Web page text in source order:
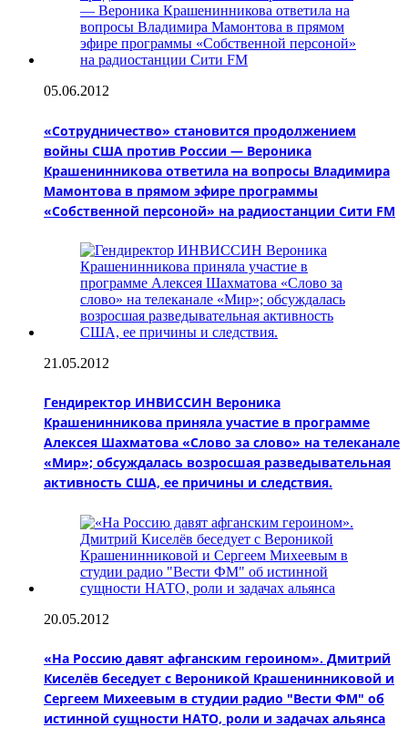
05.06.2012
«Сотрудничество» становится продолжением
войны США против России — Вероника
Крашенинникова ответила на вопросы Владимира
Мамонтова в прямом эфире программы
«Собственной персоной» на радиостанции Сити FM
21.05.2012
Гендиректор ИНВИССИН Вероника
Крашенинникова приняла участие в программе
Алексея Шахматова «Слово за слово» на телеканале
«Мир»; обсуждалась возросшая разведывательная
активность США, ее причины и следствия.
20.05.2012
«На Россию давят афганским героином». Дмитрий
Киселёв беседует с Вероникой Крашенинниковой и
Сергеем Михеевым в студии радио "Вести ФМ" об
истинной сущности НАТО, роли и задачах альянса